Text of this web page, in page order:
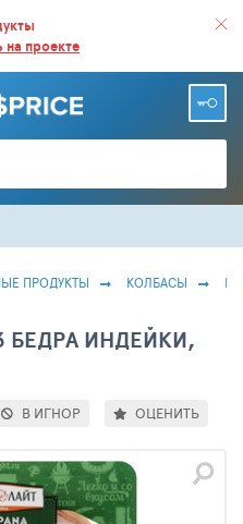
В МАГАЗИНАХ.
ЦЕН.
на проекте
ПРОДУКТЫ КОЛБАСЫ
БЕДРА ИНДЕЙКИ,
В ИГНОР ОЦЕНИТЬ